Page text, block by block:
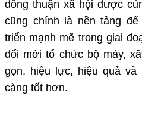
đồng thuận xã hội được
cũng chính là nền tảng
triển mạnh mẽ trong giai
đổi mới tổ chức bộ máy,
gọn, hiệu lực, hiệu quả và
càng tốt hơn.